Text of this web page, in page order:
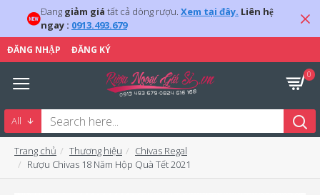
Đang giảm giá tất cả dòng rượu. Xem tại đây. Liên hệ
ngay : 0913.493.679
ĐĂNG NHẬP ĐĂNG KÝ
0
All
Trang chủ Thương hiệu
Chivas Regal
Rượu Chivas 18 Năm Hộp Quà Tết 2021